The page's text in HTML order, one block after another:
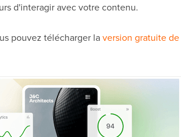
d'interagir avec votre contenu.
pouvez télécharger laversion gratuite de